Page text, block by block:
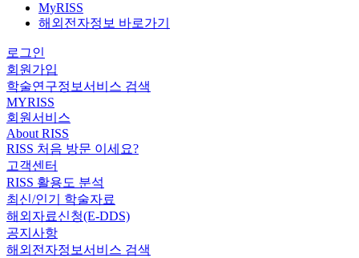
MyRISS
해외전자정보 바로가기
로그인
회원가입
학술연구정보서비스 검색
MYRISS
회원서비스
About RISS
RISS 처음 방문 이세요?
고객센터
RISS 활용도 분석
최신/인기 학술자료
해외자료신청(E-DDS)
공지사항
해외전자정보서비스 검색